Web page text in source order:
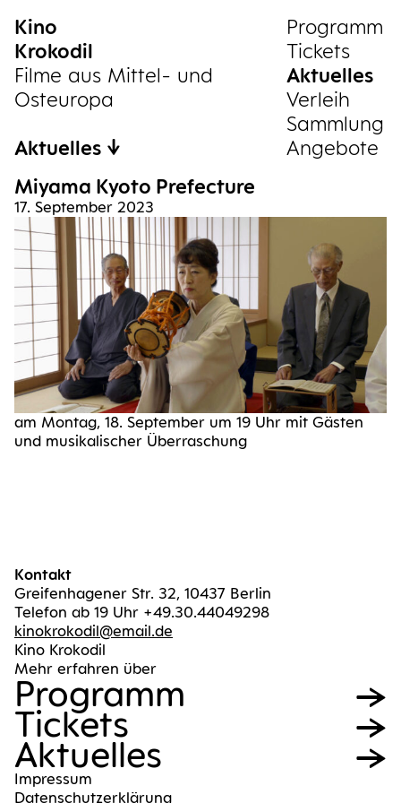
Kino
Krokodil
Filme aus Mittel- und
Osteuropa
Aktuelles
Sammlung
Pro­gramm
Tickets
Aktu­el­les
Ver­leih
Samm­lung
Ange­bo­te
Miya­ma Kyo­to Prefecture
17. September 2023
am Mon­tag, 18. Sep­tem­ber um 19 Uhr mit Gäs­ten
und musi­ka­li­scher Überraschung
Kontakt
Greifenhagener Str. 32, 10437 Berlin
Telefon ab 19 Uhr +49.30.44049298
kinokrokodil@email.de
Kino Krokodil
Mehr erfahren über
Pro­gramm
Tickets
Aktu­el­les
Impres­sum
Daten­schutz­er­klä­rung